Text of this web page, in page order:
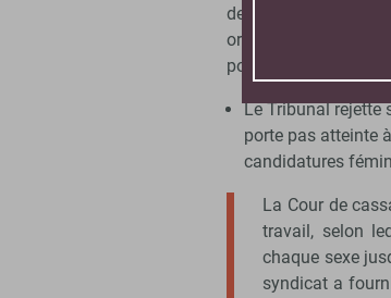
de titulaire, l’autre
organisation
pour non-respect de
Le Tribunal rejette
porte pas atteinte
candidatures
La Cour de
travail, selon
chaque sexe
syndicat a